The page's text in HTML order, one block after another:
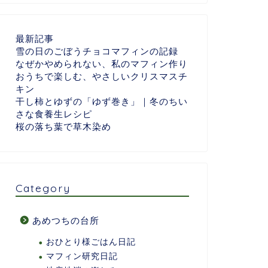
最新記事
雪の日のごぼうチョコマフィンの記録
なぜかやめられない、私のマフィン作り
おうちで楽しむ、やさしいクリスマスチ
キン
干し柿とゆずの「ゆず巻き」｜冬のちい
さな食養生レシピ
桜の落ち葉で草木染め
Category
あめつちの台所
おひとり様ごはん日記
マフィン研究日記